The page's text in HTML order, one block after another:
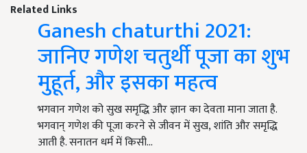
Related Links
Ganesh chaturthi 2021:
जानिए गणेश चतुर्थी पूजा का शुभ
मुहूर्त, और इसका महत्व
भगवान गणेश को सुख समृद्धि और ज्ञान का देवता माना जाता है.
भगवान् गणेश की पूजा करने से जीवन में सुख, शांति और समृद्धि
आती है. सनातन धर्म में किसी…